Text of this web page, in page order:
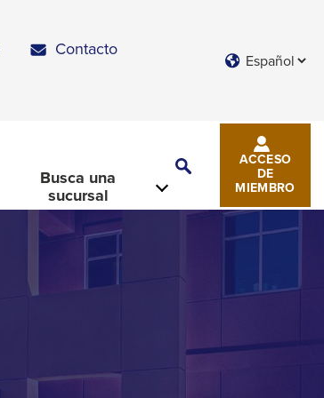
Contacto
Languages
Busca una
sucursal
Search
ACCESO
DE
MIEMBRO